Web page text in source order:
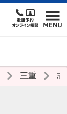
三重 志